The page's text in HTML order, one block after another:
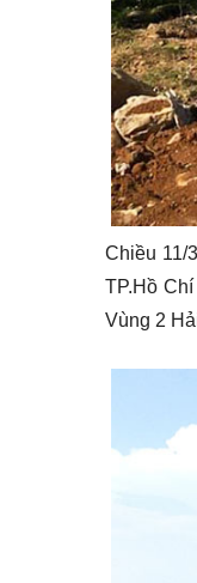
Chiều 11/
TP.Hồ
Vùng 2